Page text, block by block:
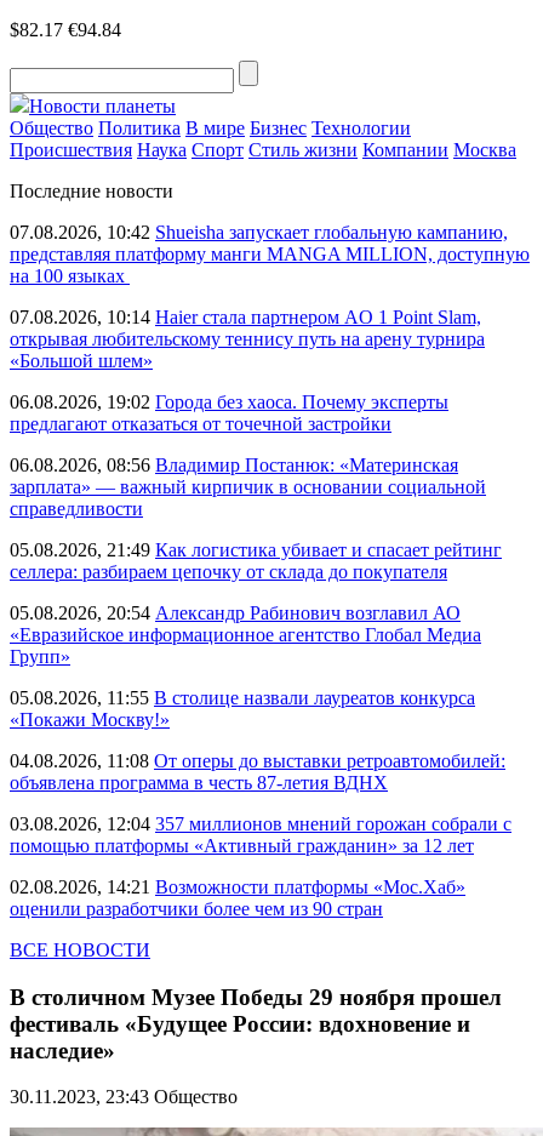
$82.17 €94.84
Новости планеты
Общество Политика В мире Бизнес Технологии
Происшествия Наука Спорт Стиль жизни Компании Москва
Последние новости
07.08.2026, 10:42 Shueisha запускает глобальную кампанию,
представляя платформу манги MANGA MILLION, доступную
на 100 языках
07.08.2026, 10:14 Haier стала партнером AO 1 Point Slam,
открывая любительскому теннису путь на арену турнира
«Большой шлем»
06.08.2026, 19:02 Города без хаоса. Почему эксперты
предлагают отказаться от точечной застройки
06.08.2026, 08:56 Владимир Постанюк: «Материнская
зарплата» — важный кирпичик в основании социальной
справедливости
05.08.2026, 21:49 Как логистика убивает и спасает рейтинг
селлера: разбираем цепочку от склада до покупателя
05.08.2026, 20:54 Александр Рабинович возглавил АО
«Евразийское информационное агентство Глобал Медиа
Групп»
05.08.2026, 11:55 В столице назвали лауреатов конкурса
«Покажи Москву!»
04.08.2026, 11:08 От оперы до выставки ретроавтомобилей:
объявлена программа в честь 87-летия ВДНХ
03.08.2026, 12:04 357 миллионов мнений горожан собрали с
помощью платформы «Активный гражданин» за 12 лет
02.08.2026, 14:21 Возможности платформы «Мос.Хаб»
оценили разработчики более чем из 90 стран
ВСЕ НОВОСТИ
В столичном Музее Победы 29 ноября прошел
фестиваль «Будущее России: вдохновение и
наследие»
30.11.2023, 23:43 Общество